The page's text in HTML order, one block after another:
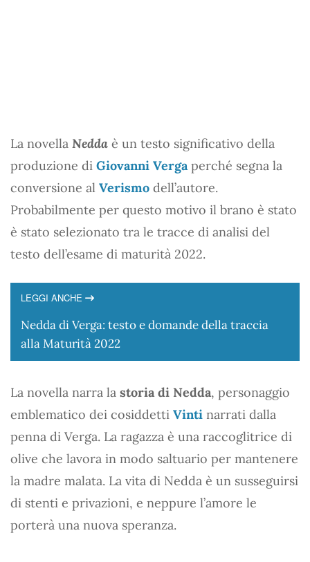
La novella Nedda è un testo significativo della
produzione di Giovanni Vergaperché segna la
conversione al Verismo dell’autore.
Probabilmente per questo motivo il brano è stato
è stato selezionato tra le tracce di analisi del
testo dell’esame di maturità 2022.
LEGGI ANCHE
Nedda di Verga: testo e domande della traccia
alla Maturità 2022
La novella narra la storia di Nedda, personaggio
emblematico dei cosiddetti Vinti narrati dalla
penna di Verga. La ragazza è una raccoglitrice di
olive che lavora in modo saltuario per mantenere
la madre malata. La vita di Nedda è un susseguirsi
di stenti e privazioni, e neppure l’amore le
porterà una nuova speranza.